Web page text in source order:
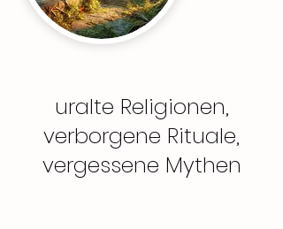
uralte Religionen,
verborgene Rituale,
vergessene Mythen